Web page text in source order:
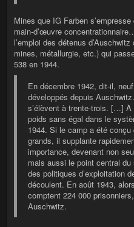
Mines que IG Farben
main-d’œuvre
l’emploi des détenus
mines, métallurgie, etc.) qui
538 en 1944.
En décembre 1942, dit-il,
développés depuis
s’élèvent à trente-trois. […] À
poids sans égal dans le
1944. Si le camp a été conçu
grands, il supplante
importance, devenant non
mais aussi le point central
des politiques d’exploitation
découlent. En août 1943,
comptent 224 000
Auschwitz.